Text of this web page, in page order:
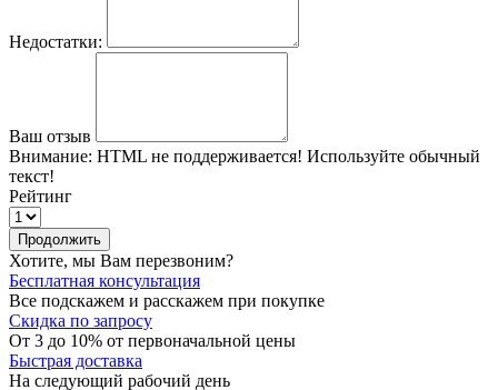
Недостатки:
Ваш отзыв
Внимание: HTML не поддерживается! Используйте обычный
текст!
Рейтинг
Продолжить
Хотите, мы Вам перезвоним?
Бесплатная консультация
Все подскажем и расскажем при покупке
Скидка по запросу
От 3 до 10% от первоначальной цены
Быстрая доставка
На следующий рабочий день